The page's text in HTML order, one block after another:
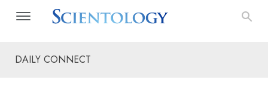
DAILY CONNECT